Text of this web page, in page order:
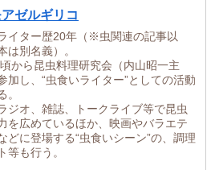
ゼルギリコ
イター歴20年（※虫関連の記事以
は別名義）。
から昆虫料理研究会（内山昭一主
加し、“虫食いライター”としての活動
。
ジオ、雑誌、トークライブ等で昆虫
を広めているほか、映画やバラエテ
どに登場する“虫食いシーン”の、調理
等も行う。